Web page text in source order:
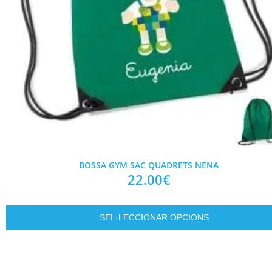
BOSSA GYM SAC QUADRETS NENA
22.00€
SEL·LECCIONAR OPCIONS